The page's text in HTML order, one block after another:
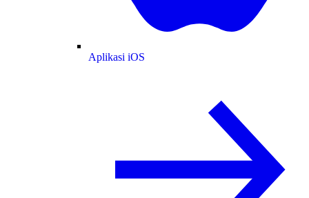
Aplikasi iOS